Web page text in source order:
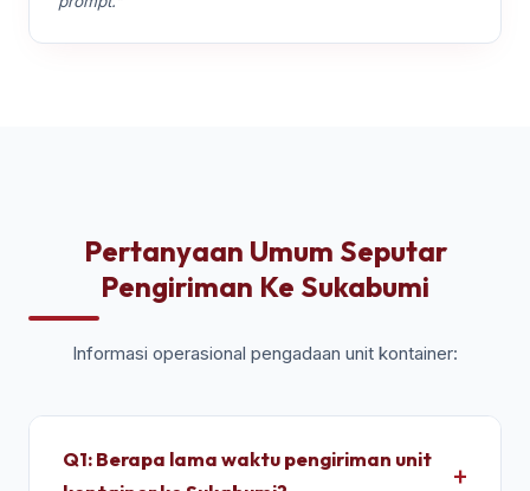
Pertanyaan Umum Seputar
Pengiriman Ke Sukabumi
Informasi operasional pengadaan unit kontainer:
Q1: Berapa lama waktu pengiriman unit